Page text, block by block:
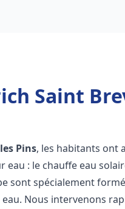
Saint
Pins, les habitants ont
eau : le chauffe eau
sont spécialement
Nous intervenons